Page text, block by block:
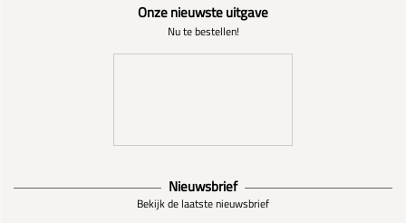
Onze nieuwste uitgave
Nu te bestellen!
Nieuwsbrief
Bekijk de laatste nieuwsbrief